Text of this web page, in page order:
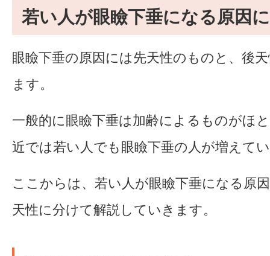
若い人が眼瞼下垂になる原因
眼瞼下垂の原因には先天性のものと、後
ます。
一般的に眼瞼下垂は加齢によるものがほ
近では若い人でも眼瞼下垂の人が増えて
ここからは、若い人が眼瞼下垂になる原
天性に分けて解説していきます。